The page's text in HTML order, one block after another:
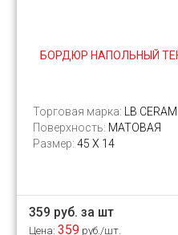
БОРДЮР НАПОЛЬНЫЙ
Торговая марка:
LB
Поверхность: МАТОВАЯ
Размер: 45 Х 14
359 руб. за шт
Цена: 359 руб./шт.